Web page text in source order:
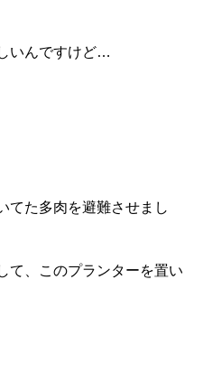
いんですけど…
てた多肉を避難させまし
て、このプランターを置い